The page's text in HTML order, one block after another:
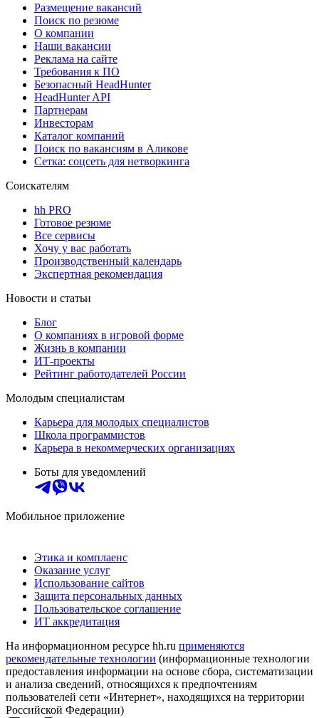
Размещение вакансий
Поиск по резюме
О компании
Наши вакансии
Реклама на сайте
Требования к ПО
Безопасный HeadHunter
HeadHunter API
Партнерам
Инвесторам
Каталог компаний
Поиск по вакансиям в Аликове
Сетка: соцсеть для нетворкинга
Соискателям
hh PRO
Готовое резюме
Все сервисы
Хочу у вас работать
Производственный календарь
Экспертная рекомендация
Новости и статьи
Блог
О компаниях в игровой форме
Жизнь в компании
ИТ-проекты
Рейтинг работодателей России
Молодым специалистам
Карьера для молодых специалистов
Школа программистов
Карьера в некоммерческих организациях
Боты для уведомлений
Мобильное приложение
Этика и комплаенс
Оказание услуг
Использование сайтов
Защита персональных данных
Пользовательское соглашение
ИТ аккредитация
На информационном ресурсе hh.ru применяются
рекомендательные технологии (информационные технологии
предоставления информации на основе сбора, систематизации
и анализа сведений, относящихся к предпочтениям
пользователей сети «Интернет», находящихся на территории
Российской Федерации)